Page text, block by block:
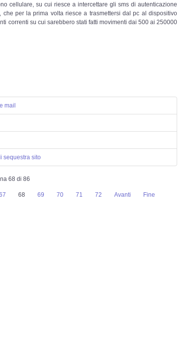
cellulare, su cui riesce a intercettare gli sms di autenticazione
per la prima volta riesce a trasmettersi dal pc al dispositivo
correnti su cui sarebbero stati fatti movimenti dai 500 ai 250000
mail
sequestra sito
68 di 86
68 69 70 71 72 Avanti Fine